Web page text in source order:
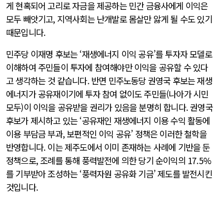
게 현혹되어 고리로 자금을 제공하는 민간 금융사에게 이익은
모두 빼앗기고, 지역사회는 난개발로 몸살만 앓게 될 수도 있기
때문입니다.
민주당 이재명 후보는 ‘재생에너지 이익 공유’를 투자자 모델로
이해하여 주민들이 투자에 참여해야만 이익을 공유할 수 있다
고 생각하는 것 같습니다. 반면 민주노동당 권영국 후보는 재생
에너지가 공유재이기에 투자 참여 없이도 주민들(나아가 시민
모두)이 이익을 공유받을 권리가 있음을 분명히 합니다. 권영국
후보가 제시하고 있는 ‘공유재인 재생에너지 이용 수익 활동에
이용 부담금 부과, 보편적인 이익 공유’ 정책은 이러한 철학을
반영합니다. 이는 제주도에서 이미 존재하는 사례에 기반을 둔
정책으로, 조례를 통해 풍력발전에 의한 당기 순이익의 17.5%
를 기부받아 조성하는 ‘풍력자원 공유화 기금’ 제도를 발전시킨
것입니다.